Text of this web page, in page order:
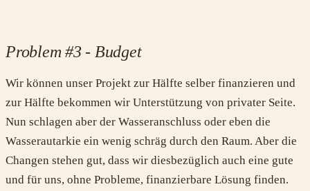
Problem #3 - Budget
Wir können unser Projekt zur Hälfte selber finanzieren und
zur Hälfte bekommen wir Unterstützung von privater Seite.
Nun schlagen aber der Wasseranschluss oder eben die
Wasserautarkie ein wenig schräg durch den Raum. Aber die
Changen stehen gut, dass wir diesbezüglich auch eine gute
und für uns, ohne Probleme, finanzierbare Lösung finden.